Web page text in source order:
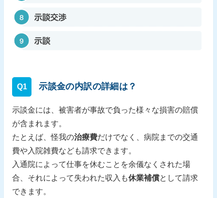
Q1 示談金の内訳の詳細は？
示談金には、被害者が事故で負った様々な損害の賠償
が含まれます。
たとえば、怪我の治療費だけでなく、病院までの交通
費や入院雑費なども請求できます。
入通院によって仕事を休むことを余儀なくされた場
合、それによって失われた収入も休業補償として請求
できます。